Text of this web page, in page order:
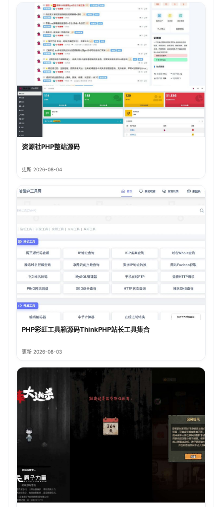
资源社PHP整站源码
更新 2026-08-04
PHP彩虹工具箱源码ThinkPHP站长工具集合
更新 2026-08-03